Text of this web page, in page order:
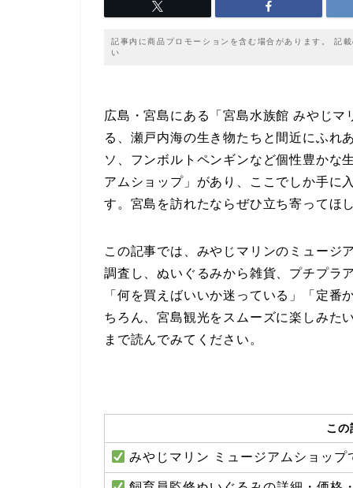
記事内に商品プロモーションを含む場合があります。 記
い
広島・宮島にある「宮島水族館 みやじ
る、瀬戸内海の生き物たちと間近にふれ
ソ、フンボルトペンギンなど個性豊かな
アムショップ」があり、ここでしか手に
す。宮島を訪れたならぜひ立ち寄ってほ
この記事では、みやじマリンのミュージ
調査し、ぬいぐるみから雑貨、プチプラ
「何を買えばいいか迷っている」「定
ちろん、宮島観光をスムーズに楽しみた
まで読んでみてください。
この
みやじマリン ミュージアムショッ